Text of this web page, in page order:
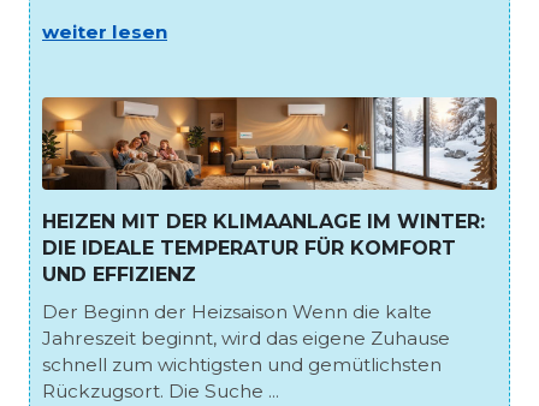
weiter lesen
HEIZEN MIT DER KLIMAANLAGE IM WINTER:
DIE IDEALE TEMPERATUR FÜR KOMFORT
UND EFFIZIENZ
Der Beginn der Heizsaison Wenn die kalte
Jahreszeit beginnt, wird das eigene Zuhause
schnell zum wichtigsten und gemütlichsten
Rückzugsort. Die Suche ...